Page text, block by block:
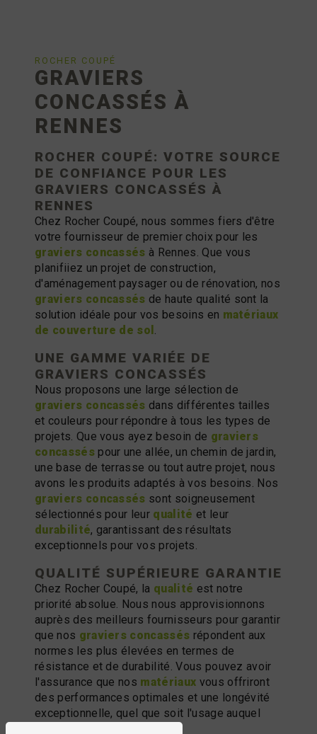
ROCHER COUPÉ
GRAVIERS
CONCASSÉS À
RENNES
ROCHER COUPÉ: VOTRE SOURCE
DE CONFIANCE POUR LES
GRAVIERS CONCASSÉS À
RENNES
Chez Rocher Coupé, nous sommes fiers d'être
votre fournisseur de premier choix pour les
graviers concassés à Rennes. Que vous
planifiiez un projet de construction,
d'aménagement paysager ou de rénovation, nos
graviers concassés de haute qualité sont la
solution idéale pour vos besoins en matériaux
de couverture de sol .
UNE GAMME VARIÉE DE
GRAVIERS CONCASSÉS
Nous proposons une large sélection de
graviers concassés dans différentes tailles
et couleurs pour répondre à tous les types de
projets. Que vous ayez besoin de graviers
concasséspour une allée, un chemin de jardin,
une base de terrasse ou tout autre projet, nous
avons les produits adaptés à vos besoins. Nos
graviers concassés sont soigneusement
sélectionnés pour leur qualité et leur
durabilité, garantissant des résultats
exceptionnels pour vos projets.
QUALITÉ SUPÉRIEURE GARANTIE
Chez Rocher Coupé, la qualité est notre
priorité absolue. Nous nous approvisionnons
auprès des meilleurs fournisseurs pour garantir
que nos graviers concassés répondent aux
normes les plus élevées en termes de
résistance et de durabilité. Vous pouvez avoir
l'assurance que nos matériaux vous offriront
des performances optimales et une longévité
exceptionnelle, quel que soit l'usage auquel